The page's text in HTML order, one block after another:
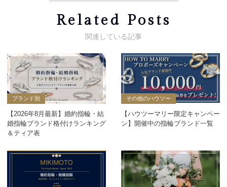
Related Posts
ブランド別
【2026年8月最新】婚約指輪・結
婚指輪ブランド格付けランキング
＆ティア表
その他のハウツー
【ハウツーマリー限定キャンペー
ン】開催中の指輪ブランド一覧